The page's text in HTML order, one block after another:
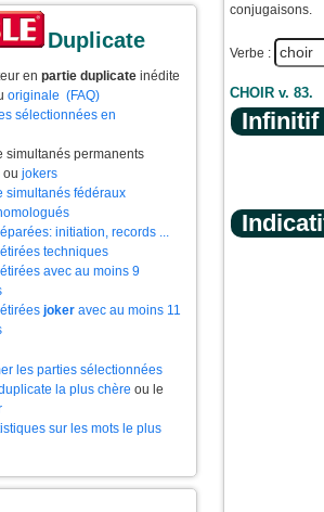
Duplicate
en partie duplicate inédite
originale (FAQ)
sélectionnées en
simultanés permanents
ou jokers
simultanés fédéraux
initiation, records ...
techniques
avec au moins 9
joker avec au moins 11
les parties sélectionnées
la plus chère ou le
sur les mots le plus
conjugaisons.
Verbe :
CHOIR v. 83.
Infinitif